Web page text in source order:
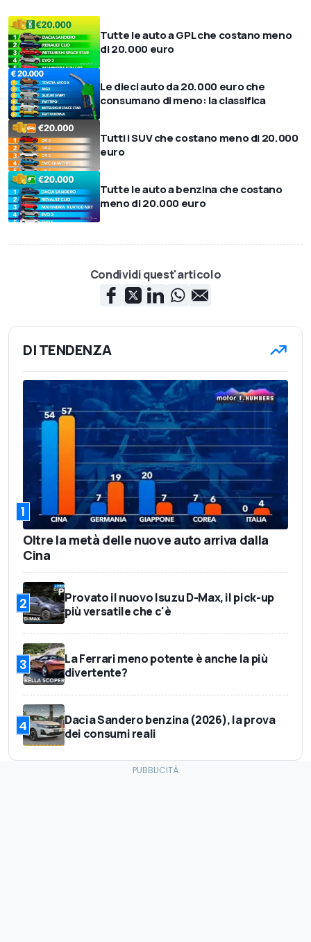
Tutte le auto a GPL che costano meno
di 20.000 euro
Le dieci auto da 20.000 euro che
consumano di meno: la classifica
Tutti i SUV che costano meno di 20.000
euro
Tutte le auto a benzina che costano
meno di 20.000 euro
Condividi quest'articolo
DI TENDENZA
1
Oltre la metà delle nuove auto arriva dalla
Cina
2
Provato il nuovo Isuzu D-Max, il pick-up
più versatile che c'è
3
La Ferrari meno potente è anche la più
divertente?
4
Dacia Sandero benzina (2026), la prova
dei consumi reali